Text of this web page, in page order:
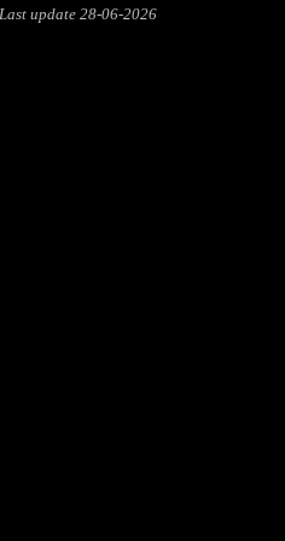
Last update 28-06-2026